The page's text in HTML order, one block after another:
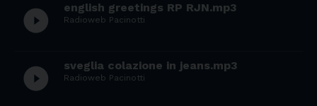
play_circle_filled english greetings RP RJN.mp3
Radioweb Pacinotti
play_circle_filled sveglia colazione in jeans.mp3
Radioweb Pacinotti